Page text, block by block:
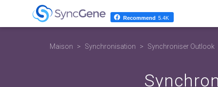
Maison Synchronisation Synchroniser Outlook
Recommend 5.4K